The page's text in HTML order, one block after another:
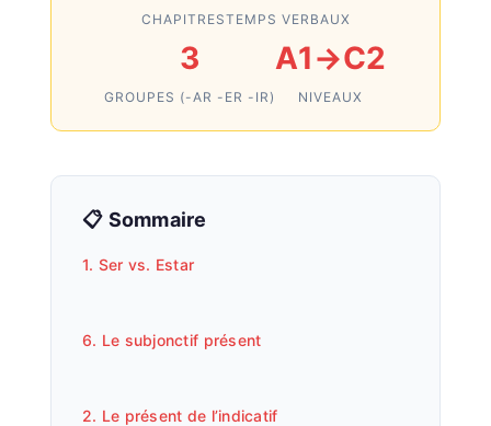
CHAPITRESTEMPS VERBAUX
3
GROUPES (-AR -ER -IR)
A1→C2
NIVEAUX
📋 Sommaire
1. Ser vs. Estar
6. Le subjonctif présent
2. Le présent de l’indicatif